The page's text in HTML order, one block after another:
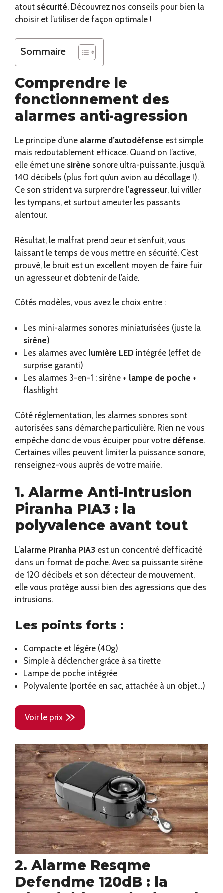
atout sécurité. Découvrez nos conseils pour bien la
choisir et l’utiliser de façon optimale !
Sommaire
Comprendre le
fonctionnement des
alarmes anti-agression
Le principe d’une alarme d’autodéfense est simple
mais redoutablement efficace. Quand on l’active,
elle émet une sirène sonore ultra-puissante, jusqu’à
140 décibels (plus fort qu’un avion au décollage !).
Ce son strident va surprendre l’agresseur, lui vriller
les tympans, et surtout ameuter les passants
alentour.
Résultat, le malfrat prend peur et s’enfuit, vous
laissant le temps de vous mettre en sécurité. C’est
prouvé, le bruit est un excellent moyen de faire fuir
un agresseur et d’obtenir de l’aide.
Côtés modèles, vous avez le choix entre :
Les mini-alarmes sonores miniaturisées (juste la
sirène)
Les alarmes avec lumière LED intégrée (effet de
surprise garanti)
Les alarmes 3-en-1 : sirène + lampe de poche +
flashlight
Côté réglementation, les alarmes sonores sont
autorisées sans démarche particulière. Rien ne vous
empêche donc de vous équiper pour votre défense.
Certaines villes peuvent limiter la puissance sonore,
renseignez-vous auprès de votre mairie.
1. Alarme Anti-Intrusion
Piranha PIA3 : la
polyvalence avant tout
L’alarme Piranha PIA3 est un concentré d’efficacité
dans un format de poche. Avec sa puissante sirène
de 120 décibels et son détecteur de mouvement,
elle vous protège aussi bien des agressions que des
intrusions.
Les points forts :
Compacte et légère (40g)
Simple à déclencher grâce à sa tirette
Lampe de poche intégrée
Polyvalente (portée en sac, attachée à un objet…)
Voir le prix
2. Alarme Resqme
Defendme 120dB : la